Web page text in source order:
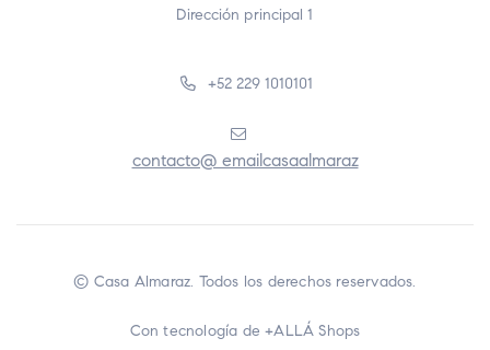
Dirección principal 1
+52 229 1010101
contacto@ emailcasaalmaraz
© Casa Almaraz. Todos los derechos reservados.
Con tecnología de+ALLÁ Shops